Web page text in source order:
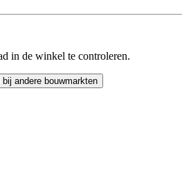
in de winkel te controleren.
andere bouwmarkten